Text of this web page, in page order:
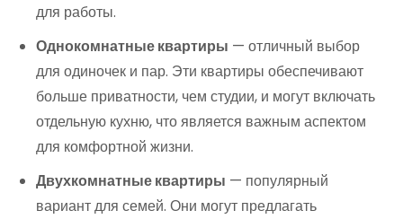
для работы.
Однокомнатные квартиры — отличный выбор
для одиночек и пар. Эти квартиры обеспечивают
больше приватности, чем студии, и могут включать
отдельную кухню, что является важным аспектом
для комфортной жизни.
Двухкомнатные квартиры — популярный
вариант для семей. Они могут предлагать